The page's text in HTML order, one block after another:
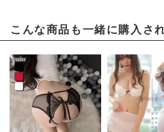
こんな商品も一緒に購入さ